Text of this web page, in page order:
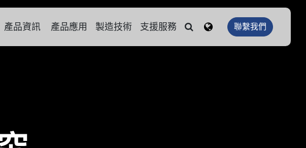
產品資訊 產品應用 製造技術 支援服務 聯繫我們